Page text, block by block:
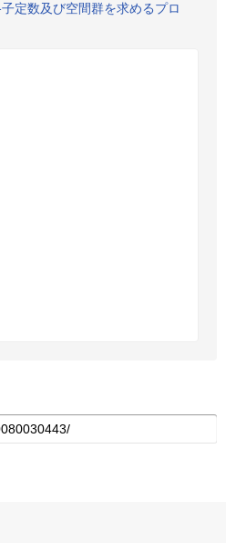
定数及び空間群を求めるプロ